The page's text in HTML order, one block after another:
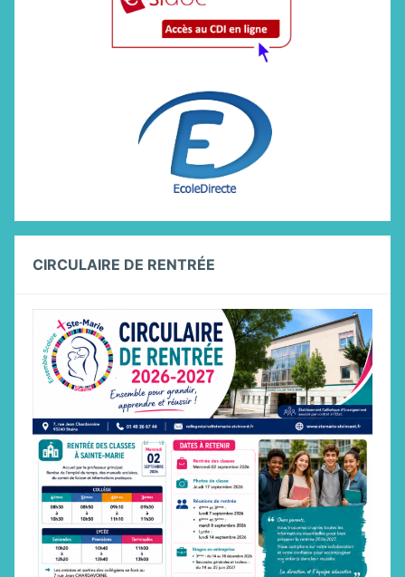
CIRCULAIRE DE RENTRÉE